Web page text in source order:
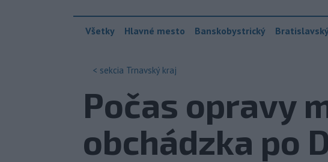
Všetky Hlavné mesto Banskobystrický
< sekcia Trnavský kraj
Počas opravy
obchádzka po